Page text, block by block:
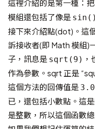
這裡介紹的是第一種：
模組還包括了像是 sin()
接下來介紹點(dot)。這
訴接收者(即 Math 模組)
子，訊息是 sqrt(9)
作為參數。sqrt 正是
這個方法的回傳值是 3.0
已，還包括小數點。這
是整數，所以這個函數